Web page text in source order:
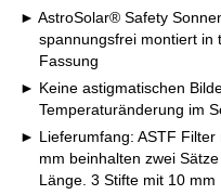
AstroSolar® Safety
spannungsfrei montiert in
Fassung
Keine astigmatischen
Temperaturänderung im
Lieferumfang: ASTF
mm beinhalten zwei
Länge. 3 Stifte mit 10